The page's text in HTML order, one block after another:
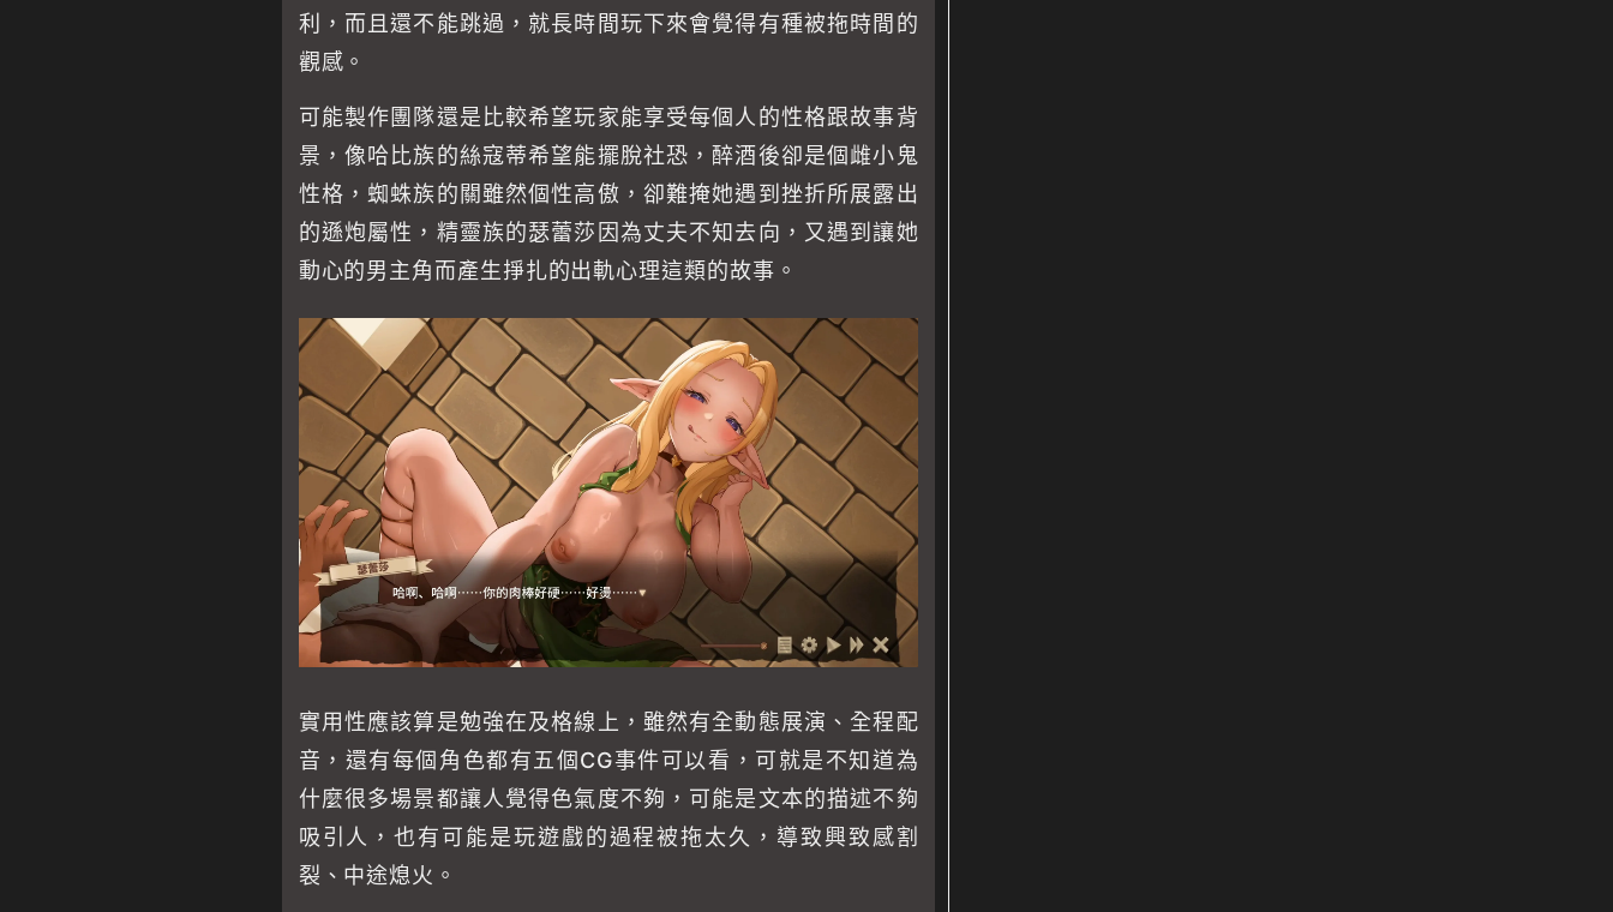
利，而且還不能跳過，就長時間玩下來會覺得有種被拖時間的
觀感。
可能製作團隊還是比較希望玩家能享受每個人的性格跟故事背
景，像哈比族的絲寇蒂希望能擺脫社恐，醉酒後卻是個雌小鬼
性格，蜘蛛族的關雖然個性高傲，卻難掩她遇到挫折所展露出
的遜炮屬性，精靈族的瑟蕾莎因為丈夫不知去向，又遇到讓她
動心的男主角而產生掙扎的出軌心理這類的故事。
實用性應該算是勉強在及格線上，雖然有全動態展演、全程配
音，還有每個角色都有五個CG事件可以看，可就是不知道為
什麼很多場景都讓人覺得色氣度不夠，可能是文本的描述不夠
吸引人，也有可能是玩遊戲的過程被拖太久，導致興致感割
裂、中途熄火。